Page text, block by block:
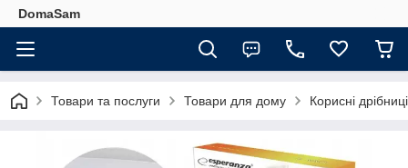
DomaSam
Товари та послуги Товари для дому Корисні